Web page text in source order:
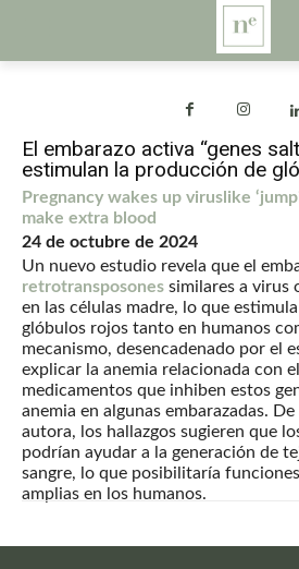
El embarazo activa “genes
estimulan la producción de
Pregnancy wakes up viruslike
make extra blood
24 de octubre de 2024
Un nuevo estudio revela que el
retrotransposones similares a virus
en las células madre, lo que
glóbulos rojos tanto en humanos
mecanismo, desencadenado por el
explicar la anemia relacionada con
medicamentos que inhiben estos
anemia en algunas embarazadas.
autora, los hallazgos sugieren que
podrían ayudar a la generación de
sangre, lo que posibilitaría
amplias en los humanos.